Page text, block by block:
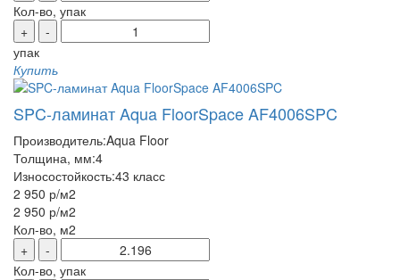
Кол-во, упак
+
-
упак
Купить
SPC-ламинат Aqua FloorSpace AF4006SPC
Производитель:Aqua Floor
Толщина, мм:4
Износостойкость:43 класс
2 950 р/м2
2 950 р/м2
Кол-во, м2
+
-
Кол-во, упак